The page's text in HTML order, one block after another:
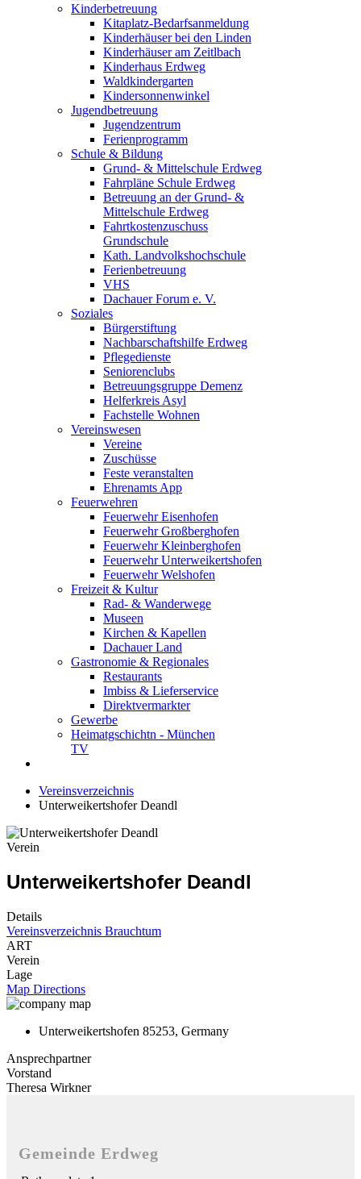
Kinderbetreuung
Kitaplatz-Bedarfsanmeldung
Kinderhäuser bei den Linden
Kinderhäuser am Zeitlbach
Kinderhaus Erdweg
Waldkindergarten
Kindersonnenwinkel
Jugendbetreuung
Jugendzentrum
Ferienprogramm
Schule & Bildung
Grund- & Mittelschule Erdweg
Fahrpläne Schule Erdweg
Betreuung an der Grund- &
Mittelschule Erdweg
Fahrtkostenzuschuss
Grundschule
Kath. Landvolkshochschule
Ferienbetreuung
VHS
Dachauer Forum e. V.
Soziales
Bürgerstiftung
Nachbarschaftshilfe Erdweg
Pflegedienste
Seniorenclubs
Betreuungsgruppe Demenz
Helferkreis Asyl
Fachstelle Wohnen
Vereinswesen
Vereine
Zuschüsse
Feste veranstalten
Ehrenamts App
Feuerwehren
Feuerwehr Eisenhofen
Feuerwehr Großberghofen
Feuerwehr Kleinberghofen
Feuerwehr Unterweikertshofen
Feuerwehr Welshofen
Freizeit & Kultur
Rad- & Wanderwege
Museen
Kirchen & Kapellen
Dachauer Land
Gastronomie & Regionales
Restaurants
Imbiss & Lieferservice
Direktvermarkter
Gewerbe
Heimatgschichtn - München
TV
Vereinsverzeichnis
Unterweikertshofer Deandl
Verein
Unterweikertshofer Deandl
Details
Vereinsverzeichnis Brauchtum
ART
Verein
Lage
Map Directions
Unterweikertshofen 85253, Germany
Ansprechpartner
Vorstand
Theresa Wirkner
Gemeinde Erdweg